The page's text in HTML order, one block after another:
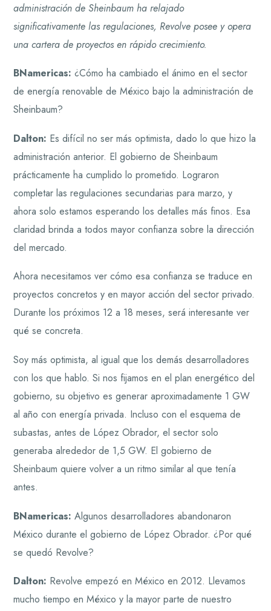
administración de Sheinbaum ha relajado
significativamente las regulaciones, Revolve posee y opera
una cartera de proyectos en rápido crecimiento.
BNamericas: ¿Cómo ha cambiado el ánimo en el sector
de energía renovable de México bajo la administración de
Sheinbaum?
Dalton: Es difícil no ser más optimista, dado lo que hizo la
administración anterior. El gobierno de Sheinbaum
prácticamente ha cumplido lo prometido. Lograron
completar las regulaciones secundarias para marzo, y
ahora solo estamos esperando los detalles más finos. Esa
claridad brinda a todos mayor confianza sobre la dirección
del mercado.
Ahora necesitamos ver cómo esa confianza se traduce en
proyectos concretos y en mayor acción del sector privado.
Durante los próximos 12 a 18 meses, será interesante ver
qué se concreta.
Soy más optimista, al igual que los demás desarrolladores
con los que hablo. Si nos fijamos en el plan energético del
gobierno, su objetivo es generar aproximadamente 1 GW
al año con energía privada. Incluso con el esquema de
subastas, antes de López Obrador, el sector solo
generaba alrededor de 1,5 GW. El gobierno de
Sheinbaum quiere volver a un ritmo similar al que tenía
antes.
BNamericas: Algunos desarrolladores abandonaron
México durante el gobierno de López Obrador. ¿Por qué
se quedó Revolve?
Dalton: Revolve empezó en México en 2012. Llevamos
mucho tiempo en México y la mayor parte de nuestro